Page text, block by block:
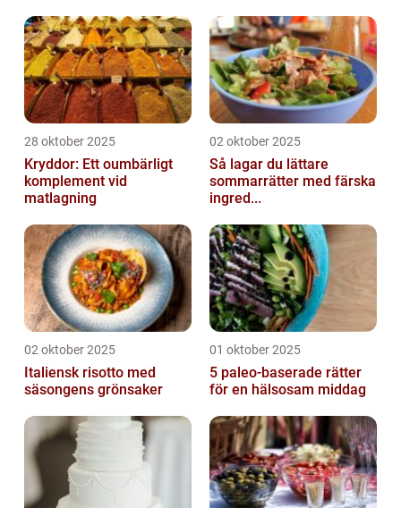
28 oktober 2025
Kryddor: Ett oumbärligt
komplement vid
matlagning
02 oktober 2025
Så lagar du lättare
sommarrätter med färska
ingred...
02 oktober 2025
Italiensk risotto med
säsongens grönsaker
01 oktober 2025
5 paleo-baserade rätter
för en hälsosam middag